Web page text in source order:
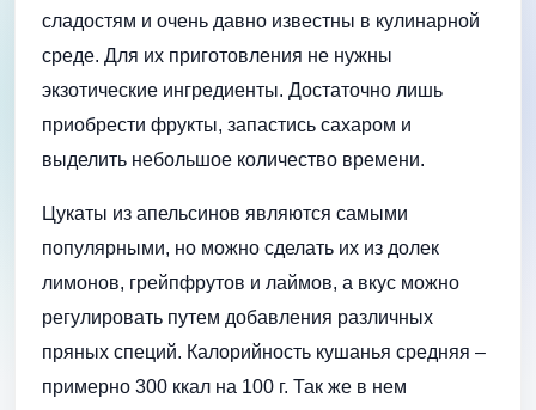
сладостям и очень давно известны в кулинарной
среде. Для их приготовления не нужны
экзотические ингредиенты. Достаточно лишь
приобрести фрукты, запастись сахаром и
выделить небольшое количество времени.
Цукаты из апельсинов являются самыми
популярными, но можно сделать их из долек
лимонов, грейпфрутов и лаймов, а вкус можно
регулировать путем добавления различных
пряных специй. Калорийность кушанья средняя –
примерно 300 ккал на 100 г. Так же в нем